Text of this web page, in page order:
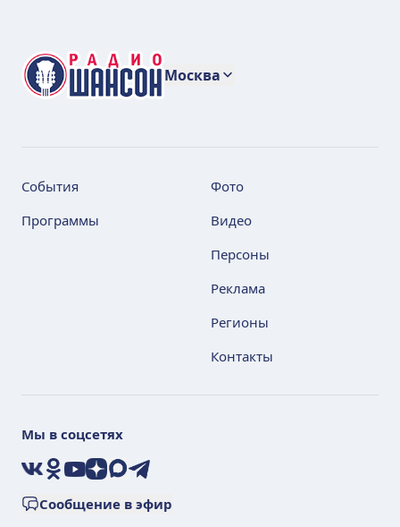
Москва
События
Программы
Фото
Видео
Персоны
Реклама
Регионы
Контакты
Мы в соцсетях
VKOkYouTube
ДзенMaxTelegram
Сообщение в эфир